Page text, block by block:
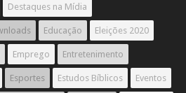
Destaques na Mídia
Educação Eleições 2020
Emprego Entretenimento
Esportes Estudos Bíblicos Eventos